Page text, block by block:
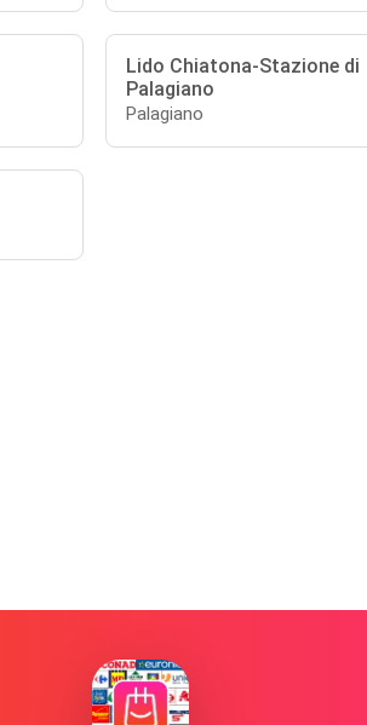
Lido Chiatona-Stazione di
Palagiano
Palagiano